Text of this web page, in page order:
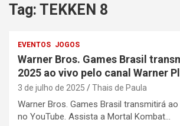
Tag: TEKKEN 8
EVENTOS JOGOS
Warner Bros. Games Brasil
2025 ao vivo pelo canal Warner
3 de julho de 2025 Thais de Paula
Warner Bros. Games Brasil transmitirá ao
no YouTube. Assista a Mortal Kombat…